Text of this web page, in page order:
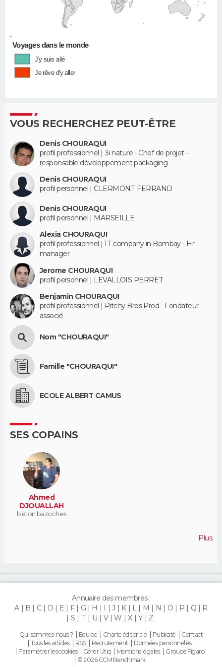
•
Voyages dans le monde
J'y suis allé
Je rêve d'y aller
VOUS RECHERCHEZ PEUT-ÊTRE
Denis CHOURAQUI
profil professionnel | 3i nature - Chef de projet -
responsable développement packaging
Denis CHOURAQUI
profil personnel | CLERMONT FERRAND
Denis CHOURAQUI
profil personnel | MARSEILLE
Alexia CHOURAQUI
profil professionnel | IT company in Bombay - Hr
manager
Jerome CHOURAQUI
profil personnel | LEVALLOIS PERRET
Benjamin CHOURAQUI
profil professionnel | Pitchy Bros Prod - Fondateur
associé
Nom "CHOURAQUI"
Famille "CHOURAQUI"
ECOLE ALBERT CAMUS
SES COPAINS
Ahmed
DJOUALLAH
beton bazoches
Plus
Annuaire des membres :
A
B C D E F G H I J K L M N O P Q
R
S
T U V W X Y Z
Qui sommes-nous ? Equipe Charte éditoriale Publicité
Contact
Tous les articles
RSS Recrutement
Données personnelles
Paramétrer les cookies
Gérer Utiq Mentions légales
Groupe Figaro
© 2026 CCM Benchmark